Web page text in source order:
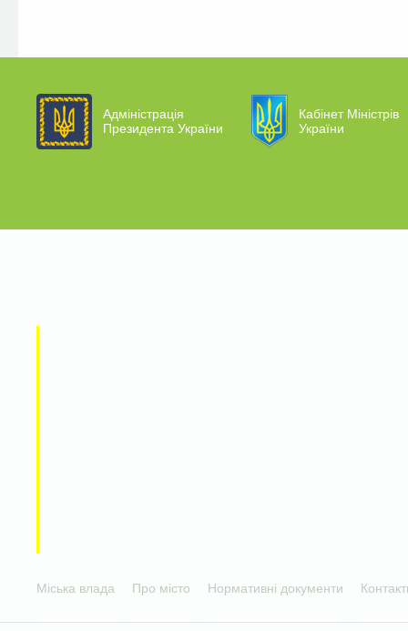
Адміністрація
Президента України
Кабінет Міністрів
України
Міська влада Про місто Нормативні документи